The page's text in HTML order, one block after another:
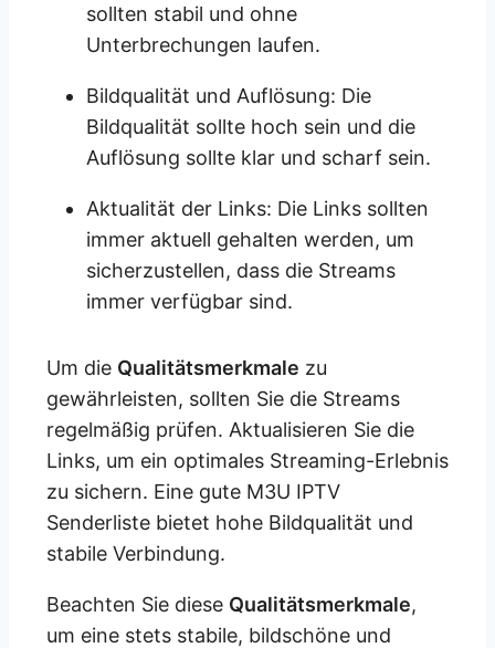
sollten stabil und ohne
Unterbrechungen laufen.
Bildqualität und Auflösung: Die
Bildqualität sollte hoch sein und die
Auflösung sollte klar und scharf sein.
Aktualität der Links: Die Links sollten
immer aktuell gehalten werden, um
sicherzustellen, dass die Streams
immer verfügbar sind.
Um die Qualitätsmerkmale zu
gewährleisten, sollten Sie die Streams
regelmäßig prüfen. Aktualisieren Sie die
Links, um ein optimales Streaming-Erlebnis
zu sichern. Eine gute M3U IPTV
Senderliste bietet hohe Bildqualität und
stabile Verbindung.
Beachten Sie diese Qualitätsmerkmale,
um eine stets stabile, bildschöne und